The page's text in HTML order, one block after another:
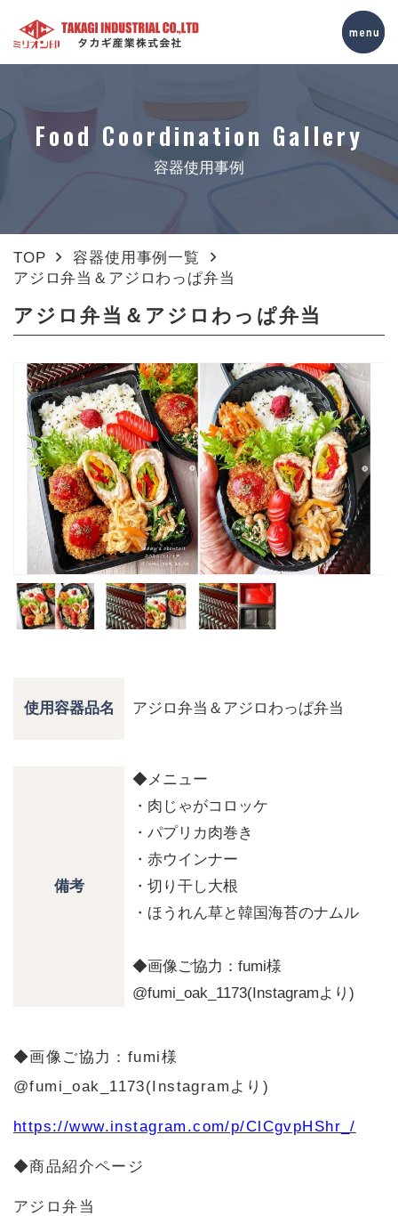
Food Coordination Gallery
容器使用事例
TOP
容器使用事例一覧
アジロ弁当＆アジロわっぱ弁当
アジロ弁当＆アジロわっぱ弁当
使用容器品名 アジロ弁当＆アジロわっぱ弁当
備考
◆メニュー
・肉じゃがコロッケ
・パプリカ肉巻き
・赤ウインナー
・切り干し大根
・ほうれん草と韓国海苔のナムル
◆画像ご協力：fumi様
@fumi_oak_1173(Instagramより)
◆画像ご協力：fumi様
@fumi_oak_1173(Instagramより)
https://www.instagram.com/p/ClCgvpHShr_/
◆商品紹介ページ
アジロ弁当